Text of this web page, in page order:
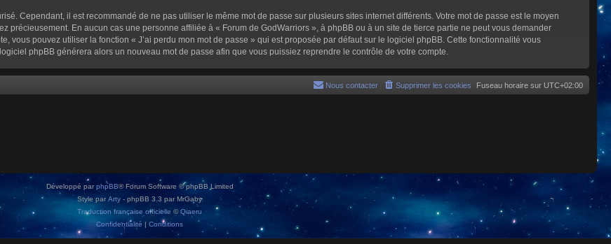
Cependant, il est recommandé de ne pas utiliser le même mot de passe sur plusieurs sites internet différents. Votre mot de passe est le moyen
précieusement. En aucun cas une personne affiliée à « Forum de GodWarriors », à phpBB ou à un site de tierce partie ne peut vous demander
vous pouvez utiliser la fonction « J’ai perdu mon mot de passe » qui est proposée par défaut sur le logiciel phpBB. Cette fonctionnalité vous
phpBB générera alors un nouveau mot de passe afin que vous puissiez reprendre le contrôle de votre compte.
Fuseau horaire sur UTC+02:00
Supprimer les cookies
Nous contacter
Développé parphpBB® Forum Software © phpBB Limited
Style par Arty - phpBB 3.3 par MrGaby
Traduction française officielle ©Qiaeru
Confidentialité | Conditions